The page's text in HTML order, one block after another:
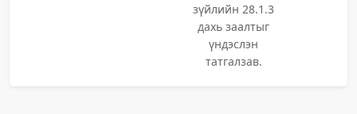
зүйлийн 28.1.3
дахь заалтыг
үндэслэн
татгалзав.